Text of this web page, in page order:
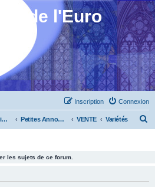
de l'Euro
Connexion
Inscription
Mission "Animation" Petites Annonces VENTE Variétés
les sujets de ce forum.